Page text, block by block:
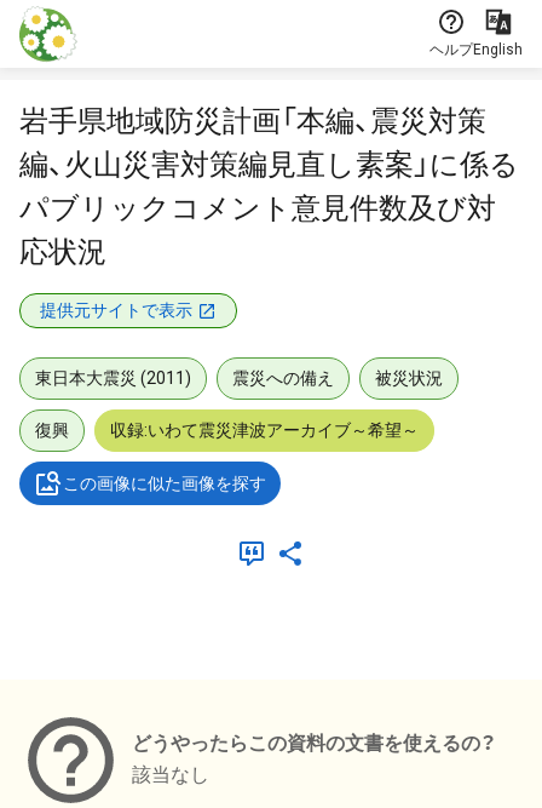
本文に飛ぶ
ヘルプEnglish
岩手県地域防災計画「本編、震災対策
編、火山災害対策編見直し素案」に係る
パブリックコメント意見件数及び対
応状況
提供元サイトで表示
東日本大震災 (2011) 震災への備え 被災状況
復興 収録:いわて震災津波アーカイブ～希望～
この画像に似た画像を探す
どうやったらこの資料の文書を使えるの？
該当なし